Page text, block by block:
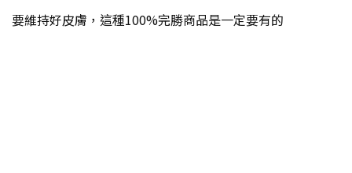
要維持好皮膚，這種100%完勝商品是一定要有的